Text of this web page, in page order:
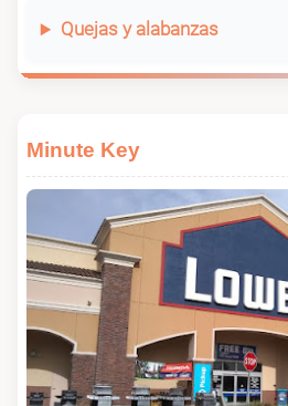
Quejas y alabanzas
Minute Key